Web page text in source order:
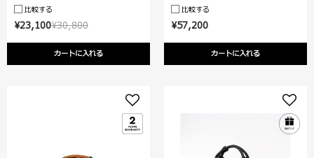
¥30,800
¥23,100
カートに入れる
比較する
¥57,200
カートに入れる
比較する